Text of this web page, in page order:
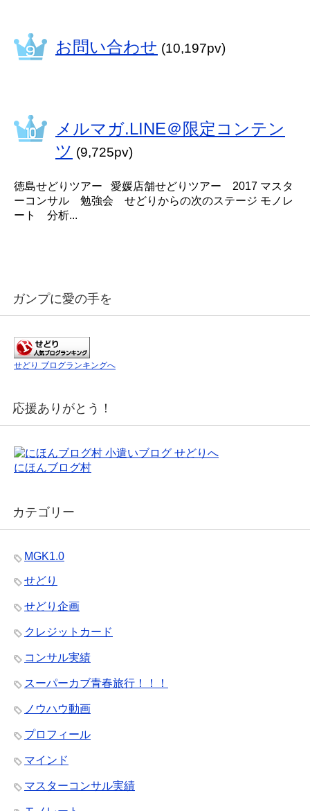
お問い合わせ (10,197pv)
メルマガ.LINE＠限定コンテン
ツ (9,725pv)
徳島せどりツアー 愛媛店舗せどりツアー 2017 マスタ
ーコンサル 勉強会 せどりからの次のステージ モノレ
ート 分析...
ガンプに愛の手を
せどり ブログランキングへ
応援ありがとう！
にほんブログ村
カテゴリー
MGK1.0
せどり
せどり企画
クレジットカード
コンサル実績
スーパーカブ青春旅行！！！
ノウハウ動画
プロフィール
マインド
マスターコンサル実績